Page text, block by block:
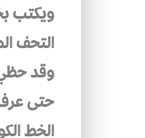
ويكتب
التحف
وقد حظي
حتى عرف
الخط